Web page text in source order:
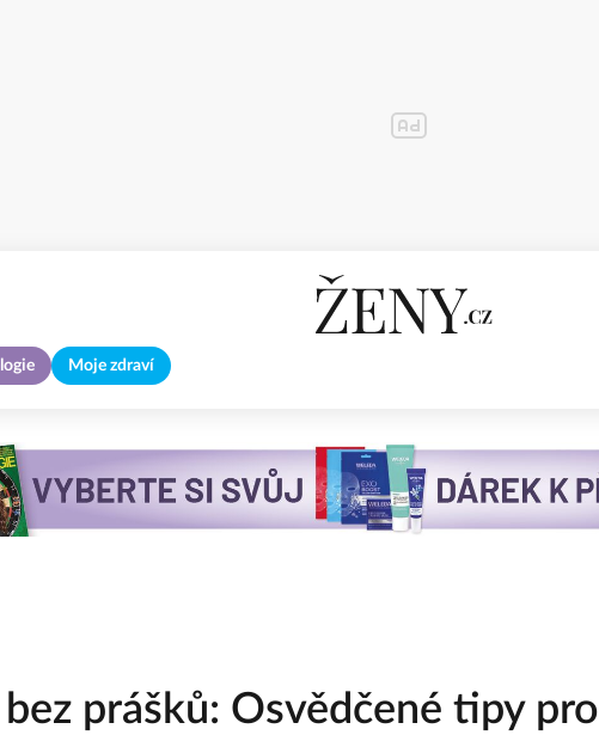
Moje zdraví
prášků: Osvědčené tipy pro